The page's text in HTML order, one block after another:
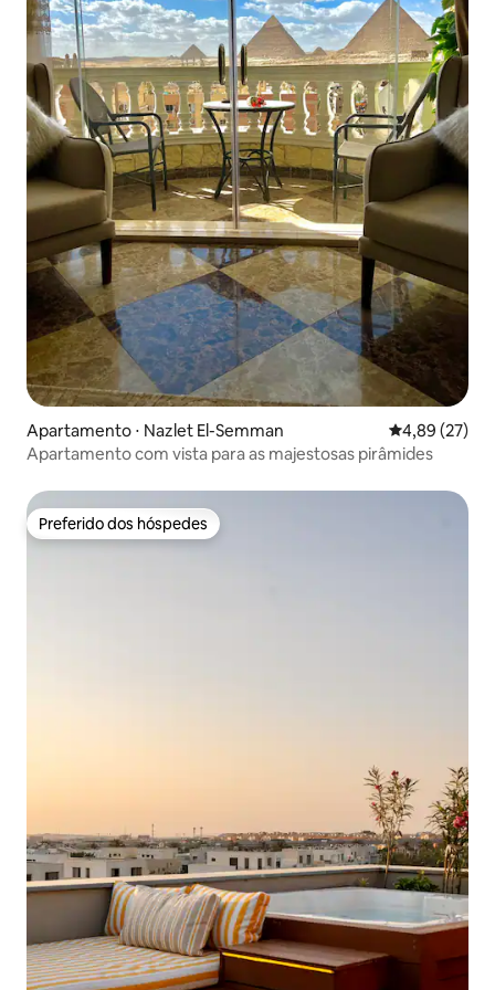
Apartamento ⋅ Nazlet El-Semman 4,89 de uma
4,89 (27)
Apartamento com vista para as majestosas pirâmides
Preferido dos hóspedes
Preferido dos hóspedes